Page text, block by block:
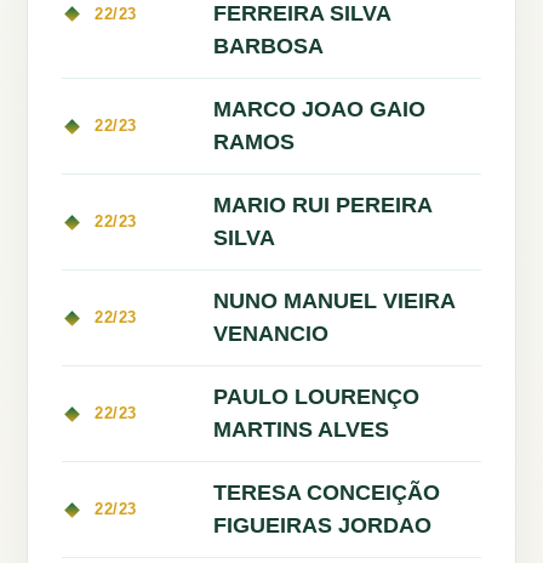
22/23
FERREIRA SILVA
BARBOSA
22/23
MARCO JOAO GAIO
RAMOS
22/23
MARIO RUI PEREIRA
SILVA
22/23
NUNO MANUEL VIEIRA
VENANCIO
22/23
PAULO LOURENÇO
MARTINS ALVES
22/23
TERESA CONCEIÇÃO
FIGUEIRAS JORDAO